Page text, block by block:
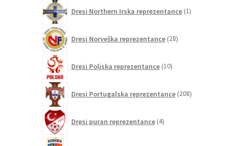
Dresi Northern Irska reprezentance 1izdelek
Dresi Norveška reprezentance 28izdelkov
Dresi Poljska reprezentance 10izdelkov
Dresi Portugalska reprezentance 208izdelkov
Dresi puran reprezentance 4izdelki